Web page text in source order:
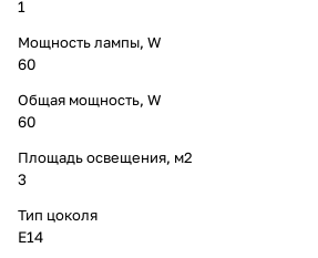
1
Мощность лампы, W
60
Общая мощность, W
60
Площадь освещения, м2
3
Тип цоколя
E14